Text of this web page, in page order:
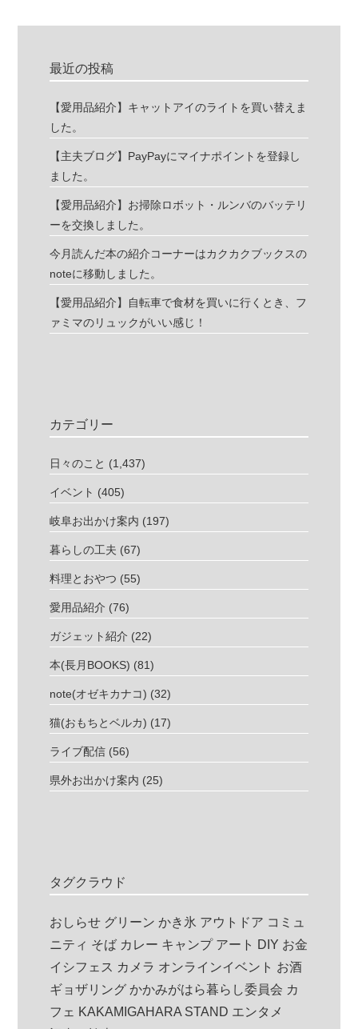
最近の投稿
【愛用品紹介】キャットアイのライトを買い替えま
した。
【主夫ブログ】PayPayにマイナポイントを登録し
ました。
【愛用品紹介】お掃除ロボット・ルンバのバッテリ
ーを交換しました。
今月読んだ本の紹介コーナーはカクカクブックスの
noteに移動しました。
【愛用品紹介】自転車で食材を買いに行くとき、フ
ァミマのリュックがいい感じ！
カテゴリー
日々のこと (1,437)
イベント (405)
岐阜お出かけ案内 (197)
暮らしの工夫 (67)
料理とおやつ (55)
愛用品紹介 (76)
ガジェット紹介 (22)
本(長月BOOKS) (81)
note(オゼキカナコ) (32)
猫(おもちとベルカ) (17)
ライブ配信 (56)
県外お出かけ案内 (25)
タグクラウド
おしらせ グリーン かき氷 アウトドア コミュ
ニティ そば カレー キャンプ アート DIY お金
イシフェス カメラ オンラインイベント お酒
ギョザリング かかみがはら暮らし委員会 カ
フェ KAKAMIGAHARA STAND エンタメ